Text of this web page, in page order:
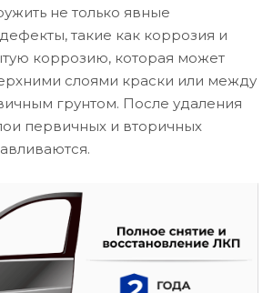
не только явные
такие как коррозия и
коррозию, которая может
слоями краски или между
грунтом. После удаления
первичных и вторичных